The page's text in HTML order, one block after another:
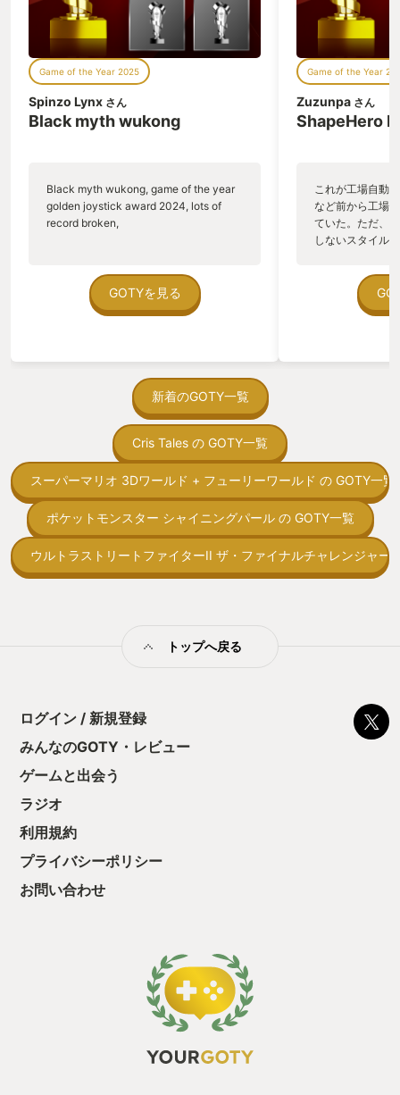
Game of the Year 2025
Spinzo Lynx さん
Black myth wukong
Black myth wukong, game of the year
golden joystick award 2024, lots of
record broken,
GOTYを見る
Game of the Year
Zuzunpa さん
ShapeHero
これが工場自動
など前から工場
ていた。ただ、
しないスタイル
ていた。 ただ
在を知ってから
う。気になる。
がない少しだけ
向けか？という
の印象。 しかし
止する設定を有
の仕組みの理解
満足できるまで
る！これにより
ミットがあるの
に勤しんでしま
酬きたよ。もう
・・・・・ 「ぉ
新着のGOTY一覧
Cris Tales の GOTY一覧
スーパーマリオ 3Dワールド + フューリーワールド の GOTY一覧
ポケットモンスター シャイニングパール の GOTY一覧
ウルトラストリートファイターII ザ・ファイナルチャレンジャー
トップへ戻る
ログイン / 新規登録
みんなのGOTY・レビュー
ゲームと出会う
ラジオ
利用規約
プライバシーポリシー
お問い合わせ